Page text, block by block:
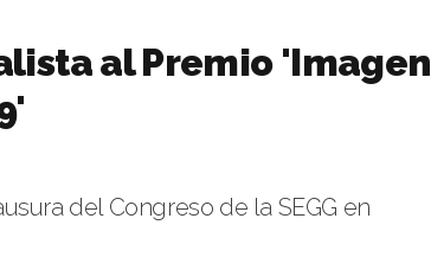
al Premio 'Imagen
del Congreso de la SEGG en